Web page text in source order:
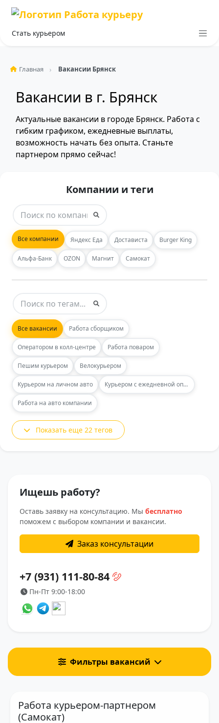
Стать курьером
Главная Вакансии Брянск
Вакансии в г. Брянск
Актуальные вакансии в городе Брянск. Работа с
гибким графиком, ежедневные выплаты,
возможность начать без опыта. Станьте
партнером прямо сейчас!
Компании и теги
Все компании Яндекс Еда Достависта Burger King
Альфа-Банк OZON Магнит Самокат
Все вакансии Работа сборщиком
Оператором в колл-центре Работа поваром
Пешим курьером Велокурьером
Курьером на личном авто Курьером с ежедневной оплатой
Работа на авто компании
Показать еще 22 тегов
Фильтры вакансий
Ищешь работу?
Оставь заявку на консультацию. Мы бесплатно
поможем с выбором компании и вакансии.
Заказ консультации
+7 (931) 111-80-84
Пн-Пт 9:00-18:00
Работа курьером-партнером
(Самокат)